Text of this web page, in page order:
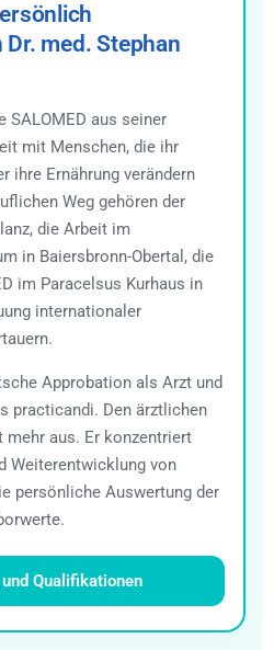
med. Stephan
SALOMED aus seiner
mit Menschen, die ihr
ihre Ernährung verändern
Weg gehören der
die Arbeit im
in Baiersbronn-Obertal, die
im Paracelsus Kurhaus in
internationaler
Approbation als Arzt und
practicandi. Den ärztlichen
mehr aus. Er konzentriert
Weiterentwicklung von
persönliche Auswertung der
Qualifikationen